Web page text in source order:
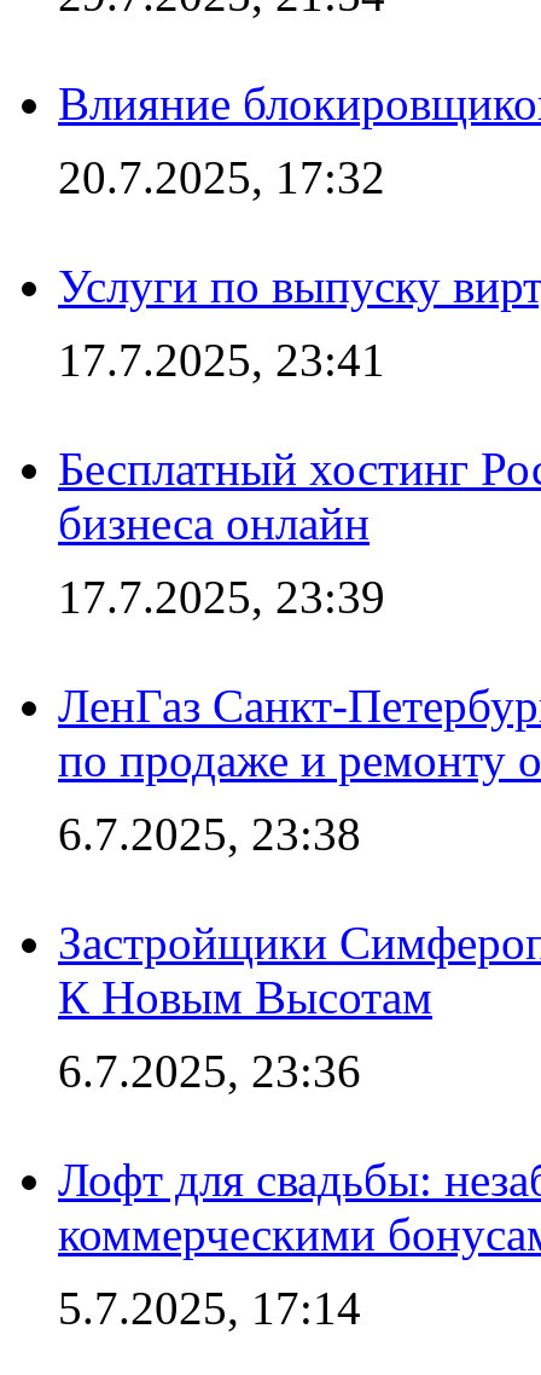
Влияние
20.7.2025, 17:32
Услуги по выпуску
17.7.2025, 23:41
Бесплатный хостинг
бизнеса онлайн
17.7.2025, 23:39
ЛенГаз Санкт-
по продаже и ремонту
6.7.2025, 23:38
Застройщики
К Новым Высотам
6.7.2025, 23:36
Лофт для свадьбы:
коммерческими
5.7.2025, 17:14